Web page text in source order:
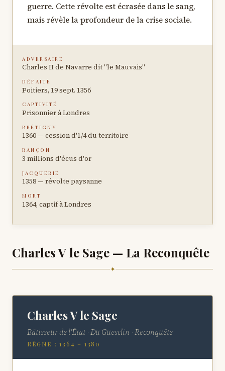
guerre. Cette révolte est écrasée dans le sang,
mais révèle la profondeur de la crise sociale.
ADVERSAIRE
Charles II de Navarre dit "le Mauvais"
DÉFAITE
Poitiers, 19 sept. 1356
CAPTIVITÉ
Prisonnier à Londres
BRÉTIGNY
1360 — cession d'1/4 du territoire
RANÇON
3 millions d'écus d'or
JACQUERIE
1358 — révolte paysanne
MORT
1364, captif à Londres
Charles V le Sage — La Reconquête
✦
Charles V le Sage
Bâtisseur de l'État · Du Guesclin · Reconquête
Règne : 1364 – 1380